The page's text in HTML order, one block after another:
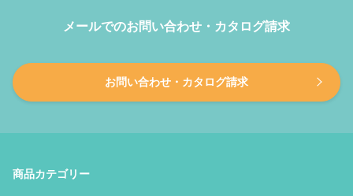
メールでのお問い合わせ・カタログ請求
お問い合わせ・カタログ請求
商品カテゴリー